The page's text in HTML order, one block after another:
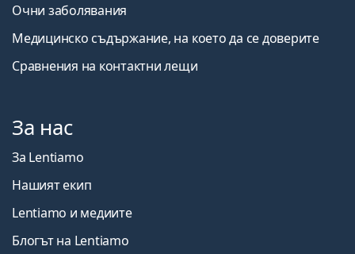
Очни заболявания
Медицинско съдържание, на което да се доверите
Сравнения на контактни лещи
За нас
За Lentiamo
Нашият екип
Lentiamo и медиите
Блогът на Lentiamo